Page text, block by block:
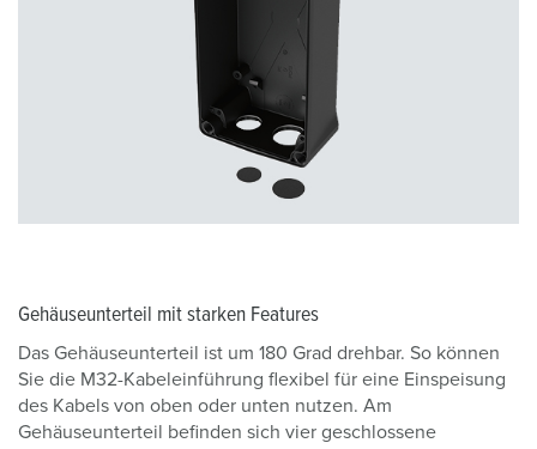
Gehäuseunterteil mit starken Features
Das Gehäuseunterteil ist um 180 Grad drehbar. So können
Sie die M32-Kabeleinführung flexibel für eine Einspeisung
des Kabels von oben oder unten nutzen. Am
Gehäuseunterteil befinden sich vier geschlossene